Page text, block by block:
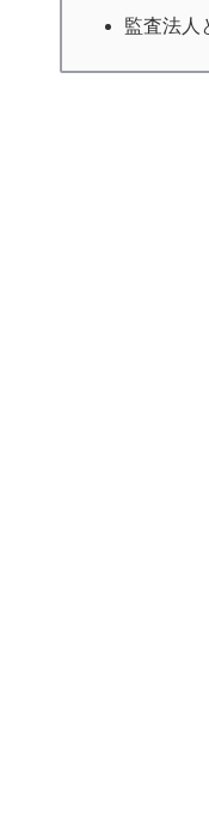
監査法人